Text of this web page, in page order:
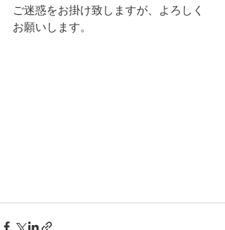
ご迷惑をお掛け致しますが、よろしく
お願いします。